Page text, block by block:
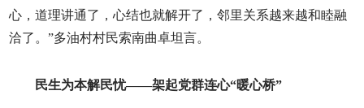
心，道理讲通了，心结也就解开了，邻里关系越来越和睦融
洽了。”多油村村民索南曲卓坦言。
民生为本解民忧——架起党群连心“暖心桥”